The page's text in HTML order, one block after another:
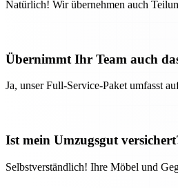
Natürlich! Wir übernehmen auch
Übernimmt Ihr Team auch
Ja, unser Full-Service-Paket umfasst
Ist mein Umzugsgut
Selbstverständlich! Ihre Möbel und